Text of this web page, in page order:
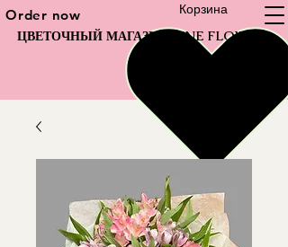
Корзина
ЦВЕТОЧНЫЙ МАГАЗИН FINE FLOWER
Order now